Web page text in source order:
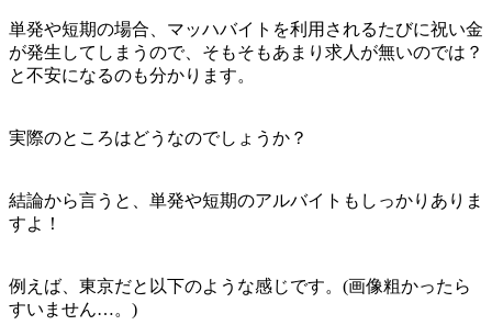
単発や短期の場合、マッハバイトを利用されるたびに祝い金
が発生してしまうので、そもそもあまり求人が無いのでは？
と不安になるのも分かります。
実際のところはどうなのでしょうか？
結論から言うと、単発や短期のアルバイトもしっかりありま
すよ！
例えば、東京だと以下のような感じです。(画像粗かったら
すいません…。)